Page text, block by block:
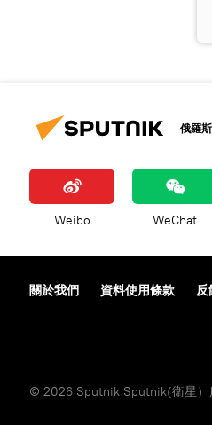
俄羅
Weibo WeChat
關於我們 資料使用條款 反
© 2026 Sputnik Sputnik(衛星）